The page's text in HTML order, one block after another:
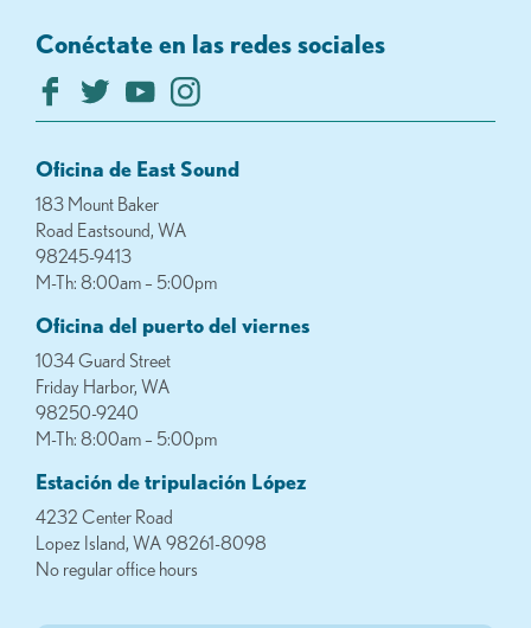
Conéctate en las redes sociales
Oficina de East Sound
183 Mount Baker
Road Eastsound, WA
98245-9413
M-Th: 8:00am – 5:00pm
Oficina del puerto del viernes
1034 Guard Street
Friday Harbor, WA
98250-9240
M-Th: 8:00am – 5:00pm
Estación de tripulación López
4232 Center Road
Lopez Island, WA 98261-8098
No regular office hours